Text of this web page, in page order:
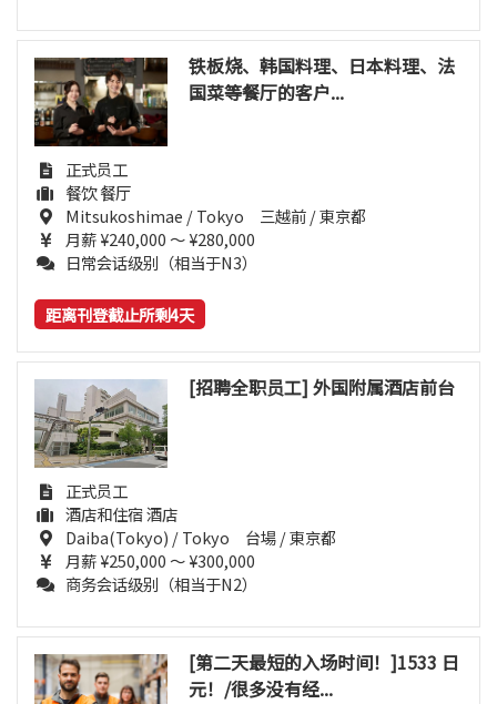
铁板烧、韩国料理、日本料理、法
国菜等餐厅的客户...
正式员工
餐饮 餐厅
Mitsukoshimae / Tokyo 三越前 / 東京都
月薪 ¥240,000 ～ ¥280,000
日常会话级别（相当于N3）
距离刊登截止所剩4天
[招聘全职员工] 外国附属酒店前台
正式员工
酒店和住宿 酒店
Daiba(Tokyo) / Tokyo 台場 / 東京都
月薪 ¥250,000 ～ ¥300,000
商务会话级别（相当于N2）
[第二天最短的入场时间！]1533 日
元！/很多没有经...